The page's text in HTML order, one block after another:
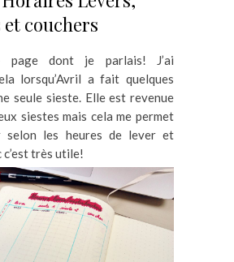
et couchers
page dont je parlais! J’ai
lorsqu’Avril a fait quelques
seule sieste. Elle est revenue
siestes mais cela me permet
selon les heures de lever et
très utile!